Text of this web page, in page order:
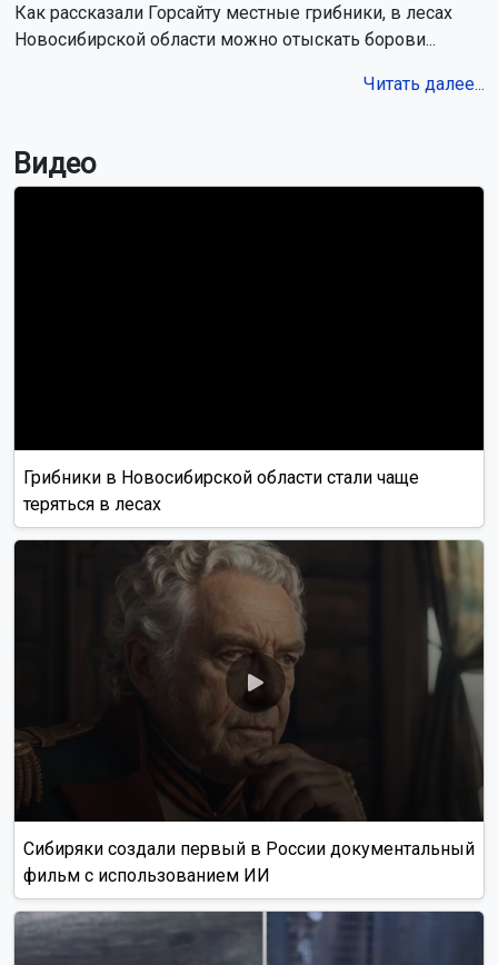
Как рассказали Горсайту местные грибники, в лесах
Новосибирской области можно отыскать борови...
Читать далее...
Видео
Грибники в Новосибирской области стали чаще
теряться в лесах
Сибиряки создали первый в России документальный
фильм с использованием ИИ